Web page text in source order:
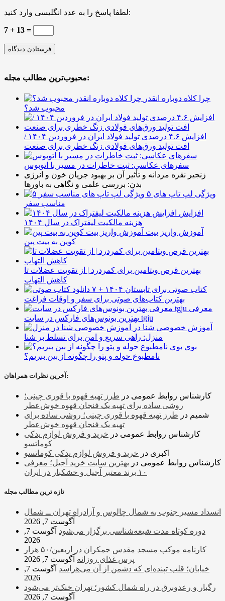
لطفا پاسخ را به عدد انگلیسی وارد کنید:
7 + 13 =
محبوب‌ترین مطالب مجله:
چرا کلاه دوباره انقدر
محبوب شد؟
افزایش ۴.۶ درصدی تولید فولاد ایران در فروردین ۱۴۰۴ /
افت تولید ورق‌های فولادی زنگ خطری برای صنعت
سفرهای عکاسی: ثبت خاطرات در مسیر با اتوبوس
زنجیر نقره مردانه و تأثیر آن بر بهبود جریان خون و انرژی
بدن: بررسی علمی و نگاهی به باورها
۵ ویژگی لپ تاپ های
مناسب سفر
افزایش
هزینه مالکیت لیفتراک در سال ۱۴۰۴
آموزش واریز بیت
کوین به بیت پین
بهترین قرص ویتامین برای کمردرد | از تقویت عضلات تا
کاهش التهاب
۷ کتاب صوتی برای تابستان ۱۴۰۴ +
بهترین کتاب‌های صوتی برای سفر و اوقات فراغت
معرفی
بهترین بونوس‌های فارکس در سایت tgju
آموزش خصوصی شنا در
منزل: راهی سریع و امن برای تسلط بر شنا
بوی
نامطبوع حوله و پتو را چگونه از بین ببریم؟
آخرین نظرات همراهان:
کارشناس روابط عمومی در طرز تهیه قهوه با قوری چینی؛
روشی ساده برای تهیه یک فنجان قهوه خوش‌عطر
شمیم در طرز تهیه قهوه با قوری چینی؛ روشی ساده برای
تهیه یک فنجان قهوه خوش‌عطر
کارشناس روابط عمومی در خرید و فروش لوازم یدکی
کوماتسو
اکبری در خرید و فروش لوازم یدکی کوماتسو
کارشناس روابط عمومی در بهترین سایت خرید آجیل؛ معرفی
۱۰ برند معتبر آجیل و خشکبار در ایران
تازه ترین مطالب مجله
انسداد مسیر جنوب به شمال چالوس و آزادراه تهران ــ شمال
آگوست 7, 2026
دوره کوتاه مدت شیعه‌شناسی برگزار می‌شود
آگوست 7,
2026
کارنامه موکب مسجد مقدس جمکران در اربعین/۵۰ هزار
پرس غذای روزانه آگوست 7, 2026
خیابان؛ قلب تپنده‌ای که دشمن از آن می‌هراسد
آگوست 7,
2026
رگبار و رعدوبرق در راه شمال کشور؛ تهران خنک‌تر می‌شود
آگوست 7, 2026